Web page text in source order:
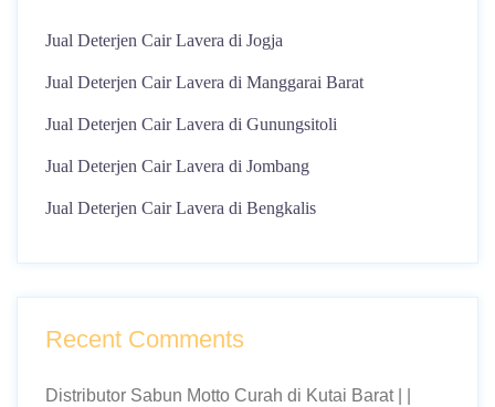
Jual Deterjen Cair Lavera di Jogja
Jual Deterjen Cair Lavera di Manggarai Barat
Jual Deterjen Cair Lavera di Gunungsitoli
Jual Deterjen Cair Lavera di Jombang
Jual Deterjen Cair Lavera di Bengkalis
Recent Comments
Distributor Sabun Motto Curah di Kutai Barat | |